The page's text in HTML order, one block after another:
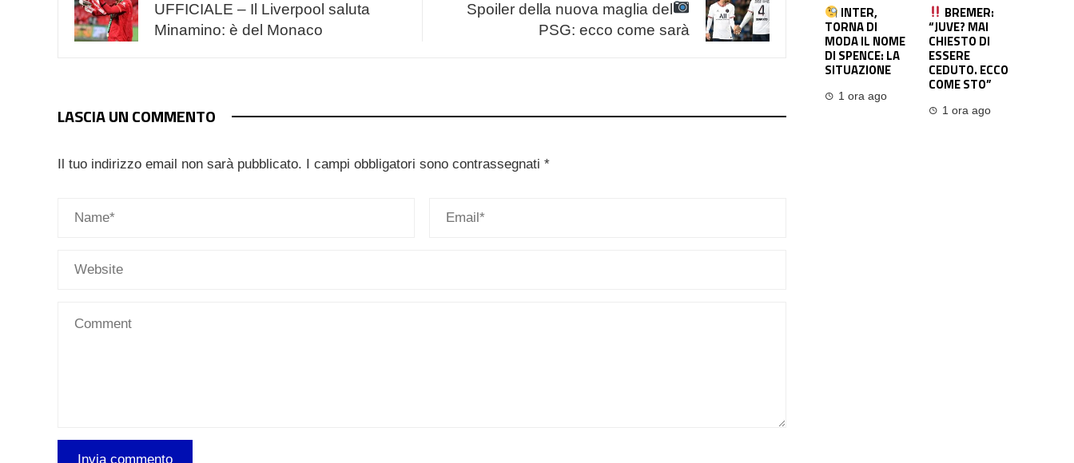
UFFICIALE – Il Liverpool saluta
Minamino: è del Monaco
Spoiler della nuova maglia del
PSG: ecco come sarà
LASCIA UN COMMENTO
Il tuo indirizzo email non sarà pubblicato. I campi obbligatori sono contrassegnati *
INTER,
TORNA DI
MODA IL NOME
DI SPENCE: LA
SITUAZIONE
1 ora ago
BREMER:
“JUVE? MAI
CHIESTO DI
ESSERE
CEDUTO. ECCO
COME STO”
1 ora ago